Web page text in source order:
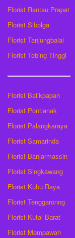
Florist Rantau Prapat
Florist Sibolga
Florist Tanjungbalai
Florist Tebing Tinggi
Florist Balikpapan
Florist Pontianak
Florist Palangkaraya
Florist Samarinda
Florist Banjarmassin
Florist Singkawang
Florist Kubu Raya
Florist Tenggaronng
Florist Kutai Barat
Florist Mempawah